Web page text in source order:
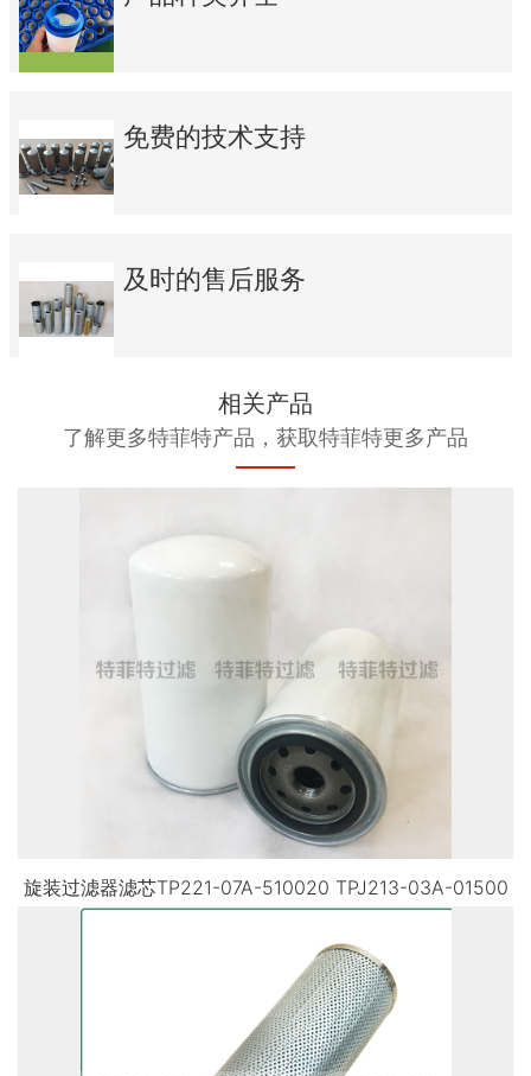
免费的技术支持
及时的售后服务
相关产品
了解更多特菲特产品，获取特菲特更多产品
旋装过滤器滤芯TP221-07A-510020 TPJ213-03A-01500